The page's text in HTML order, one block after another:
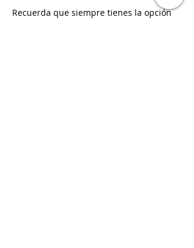
Recuerda que siempre tienes la opción